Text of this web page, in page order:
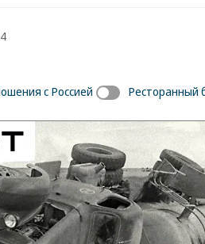
с Россией Ресторанный